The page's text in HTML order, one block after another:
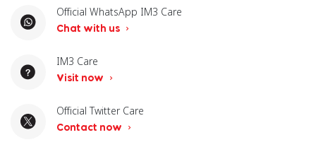
Official WhatsApp IM3 Care
Chat with us
IM3 Care
Visit now
Official Twitter Care
Contact now